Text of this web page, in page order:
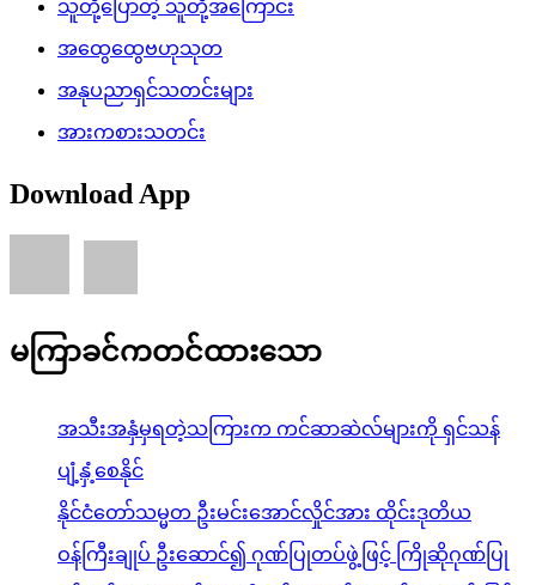
သူတို့ပြောတဲ့ သူတို့အကြောင်း
အထွေထွေဗဟုသုတ
အနုပညာရှင်သတင်းများ
အားကစားသတင်း
Download App
မကြာခင်ကတင်ထားသော
အသီးအနှံမှရတဲ့သကြားက ကင်ဆာဆဲလ်များကို ရှင်သန်
ပျံ့နှံ့စေနိုင်
နိုင်ငံတော်သမ္မတ ဦးမင်းအောင်လှိုင်အား ထိုင်းဒုတိယ
ဝန်ကြီးချုပ် ဦးဆောင်၍ ဂုဏ်ပြုတပ်ဖွဲ့ဖြင့် ကြိုဆိုဂုဏ်ပြု